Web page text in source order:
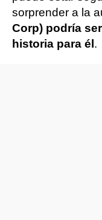
sorprender a la
Corp) podría
historia para él .